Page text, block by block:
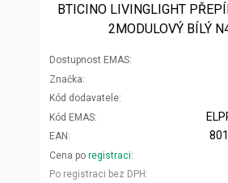
BTICINO LIVINGLIGHT
2MODULOVÝ BÍLÝ
Dostupnost EMAS
Značka
Kód dodavatele
Kód EMAS
EAN
Cena po registraci
Po registraci bez DPH